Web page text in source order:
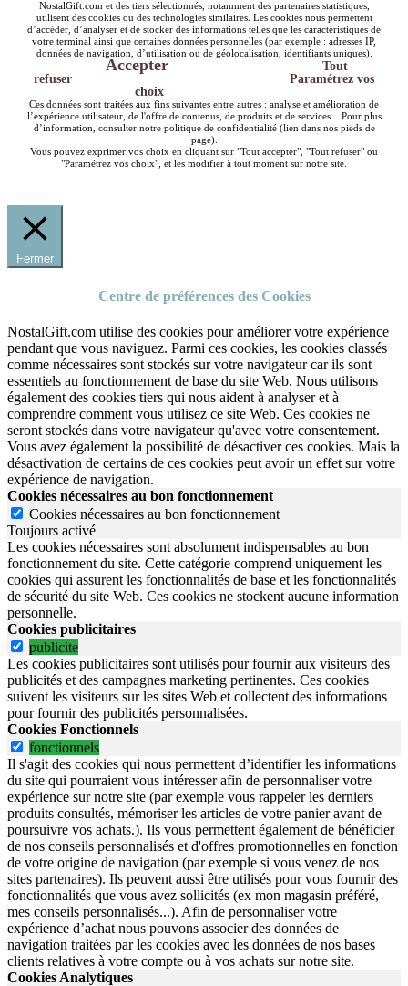
NostalGift.com et des tiers sélectionnés, notamment des partenaires statistiques,
utilisent des cookies ou des technologies similaires. Les cookies nous permettent
d’accéder, d’analyser et de stocker des informations telles que les caractéristiques de
votre terminal ainsi que certaines données personnelles (par exemple : adresses IP,
données de navigation, d’utilisation ou de géolocalisation, identifiants uniques).
Accepter
Tout
refuser
Paramétrez vos
choix
Ces données sont traitées aux fins suivantes entre autres : analyse et amélioration de
l’expérience utilisateur, de l'offre de contenus, de produits et de services... Pour plus
d’information, consulter notre politique de confidentialité (lien dans nos pieds de
page).
Vous pouvez exprimer vos choix en cliquant sur "Tout accepter", "Tout refuser" ou
"Paramétrez vos choix", et les modifier à tout moment sur notre site.
Fermer
Centre de préférences des Cookies
NostalGift.com utilise des cookies pour améliorer votre expérience
pendant que vous naviguez. Parmi ces cookies, les cookies classés
comme nécessaires sont stockés sur votre navigateur car ils sont
essentiels au fonctionnement de base du site Web. Nous utilisons
également des cookies tiers qui nous aident à analyser et à
comprendre comment vous utilisez ce site Web. Ces cookies ne
seront stockés dans votre navigateur qu'avec votre consentement.
Vous avez également la possibilité de désactiver ces cookies. Mais la
désactivation de certains de ces cookies peut avoir un effet sur votre
expérience de navigation.
Cookies nécessaires au bon fonctionnement
Cookies nécessaires au bon fonctionnement
Toujours activé
Les cookies nécessaires sont absolument indispensables au bon
fonctionnement du site. Cette catégorie comprend uniquement les
cookies qui assurent les fonctionnalités de base et les fonctionnalités
de sécurité du site Web. Ces cookies ne stockent aucune information
personnelle.
Cookies publicitaires
publicite
Les cookies publicitaires sont utilisés pour fournir aux visiteurs des
publicités et des campagnes marketing pertinentes. Ces cookies
suivent les visiteurs sur les sites Web et collectent des informations
pour fournir des publicités personnalisées.
Cookies Fonctionnels
fonctionnels
Il s'agit des cookies qui nous permettent d’identifier les informations
du site qui pourraient vous intéresser afin de personnaliser votre
expérience sur notre site (par exemple vous rappeler les derniers
produits consultés, mémoriser les articles de votre panier avant de
poursuivre vos achats.). Ils vous permettent également de bénéficier
de nos conseils personnalisés et d'offres promotionnelles en fonction
de votre origine de navigation (par exemple si vous venez de nos
sites partenaires). Ils peuvent aussi être utilisés pour vous fournir des
fonctionnalités que vous avez sollicités (ex mon magasin préféré,
mes conseils personnalisés...). Afin de personnaliser votre
expérience d’achat nous pouvons associer des données de
navigation traitées par les cookies avec les données de nos bases
clients relatives à votre compte ou à vos achats sur notre site.
Cookies Analytiques